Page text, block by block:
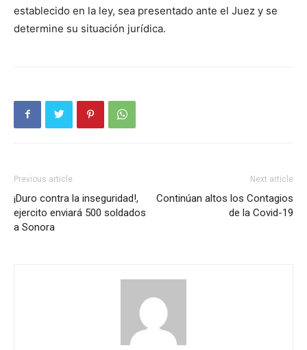
establecido en la ley, sea presentado ante el Juez y se
determine su situación jurídica.
Previous article
¡Duro contra la inseguridad!,
ejercito enviará 500 soldados
a Sonora
Next article
Continúan altos los Contagios
de la Covid-19